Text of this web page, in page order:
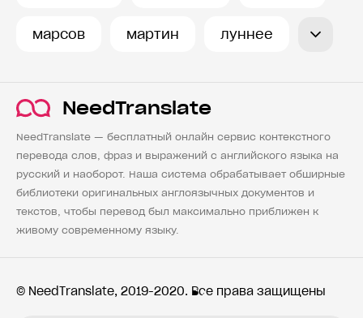
марсов мартин луннее
NeedTranslate
NeedTranslate — бесплатный онлайн сервис контекстного
перевода слов, фраз и выражений с английского языка на
русский и наоборот. Наша система обрабатывает обширные
библиотеки оригинальных англоязычных документов и
текстов, чтобы перевод был максимально приближен к
живому современному языку.
© NeedTranslate, 2019-2020. Все права защищены